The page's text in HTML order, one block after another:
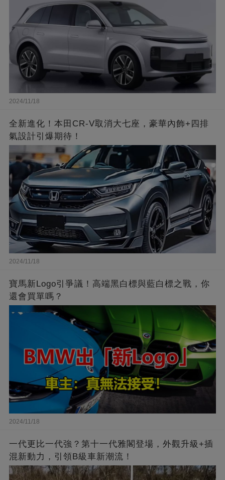
2024/11/18
全新進化！本田CR-V取消大七座，豪華內飾+四排
氣設計引爆期待！
2024/11/18
寶馬新Logo引爭議！高端黑白標與藍白標之戰，你
還會買單嗎？
2024/11/18
一代更比一代強？第十一代雅閣登場，外觀升級+插
混新動力，引領B級車新潮流！